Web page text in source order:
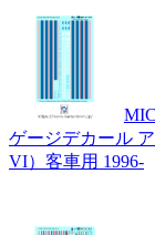
ゲージデカール
VI）客車用 1996-